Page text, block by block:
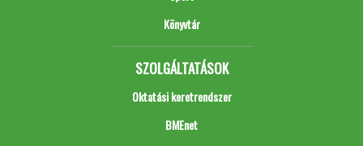
Könyvtár
SZOLGÁLTATÁSOK
Oktatási keretrendszer
BMEnet